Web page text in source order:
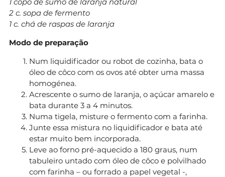
2 c. sopa de fermento
1 c. chá de raspas de laranja
Modo de preparação
Num liquidificador ou robot de cozinha, bata o
óleo de côco com os ovos até obter uma massa
homogénea.
Acrescente o sumo de laranja, o açúcar amarelo e
bata durante 3 a 4 minutos.
Numa tigela, misture o fermento com a farinha.
Junte essa mistura no liquidificador e bata até
estar muito bem incorporada.
Leve ao forno pré-aquecido a 180 graus, num
tabuleiro untado com óleo de côco e polvilhado
com farinha – ou forrado a papel vegetal -,